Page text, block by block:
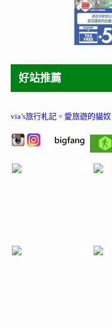
好站推薦
via’s旅行札記。 愛旅遊的貓